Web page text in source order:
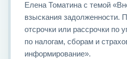
Елена Томатина с темой
взыскания задолженности.
отсрочки или рассрочки по
по налогам, сборам и
информирование».